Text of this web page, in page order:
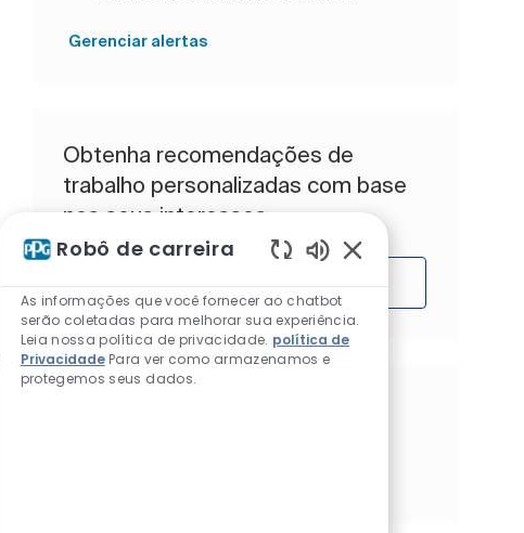
Gerenciar alertas
Obtenha recomendações de
trabalho personalizadas com base
nos seus interesses.
Robô de carreira
As informações que você fornecer ao chatbot
serão coletadas para melhorar sua experiência.
Leia nossa política de privacidade. política de
PrivacidadePara ver como armazenamos e
protegemos seus dados.